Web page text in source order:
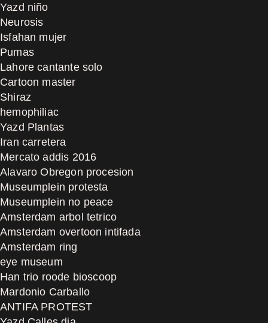
Yazd niño
Neurosis
Isfahan mujer
Pumas
Lahore cantante solo
Cartoon master
Shiraz
hemophiliac
Yazd Plantas
Iran carretera
Mercato addis 2016
Alavaro Obregon procesion
Museumplein protesta
Museumplein no peace
Amsterdam arbol tetrico
Amsterdam overtoon intifada
Amsterdam ring
eye museum
Han trio roode bioscoop
Mardonio Carballo
ANTIFA PROTEST